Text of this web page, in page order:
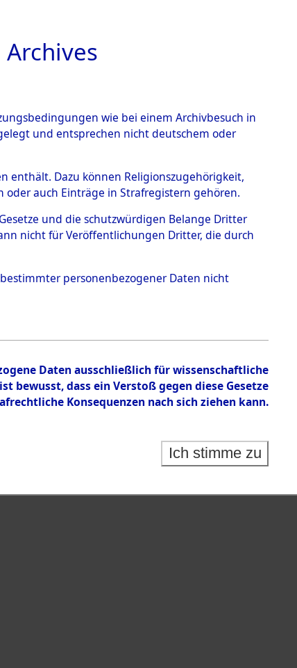
wie bei einem Archivbesuch in
und entsprechen nicht deutschem oder
enthält. Dazu können Religionszugehörigkeit,
auch Einträge in Strafregistern gehören.
und die schutzwürdigen Belange Dritter
nicht für Veröffentlichungen Dritter, die durch
personenbezogener Daten nicht
Daten ausschließlich für wissenschaftliche
bewusst, dass ein Verstoß gegen diese Gesetze
Konsequenzen nach sich ziehen kann.
Ich stimme zu